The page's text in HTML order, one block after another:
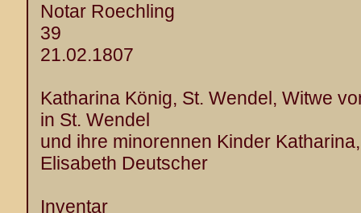
Notar Roechling
39
21.02.1807
Katharina König, St. Wendel, Witwe
in St. Wendel
und ihre minorennen Kinder
Elisabeth Deutscher
Inventar